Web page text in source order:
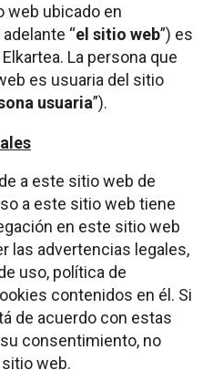
web ubicado en
adelante “el sitio web”) es
La persona que
es usuaria del sitio
usuaria”).
a este sitio web de
a este sitio web tiene
en este sitio web
las advertencias legales,
uso, política de
contenidos en él. Si
de acuerdo con estas
consentimiento, no
web.